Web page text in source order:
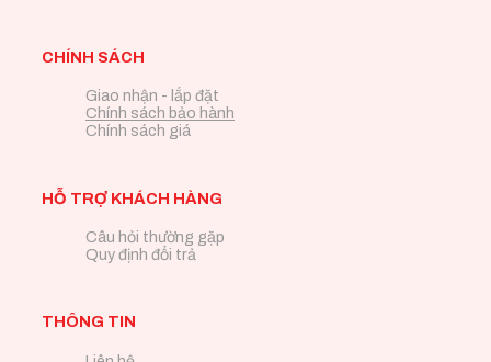
CHÍNH SÁCH
Giao nhận - lắp đặt
Chính sách bảo hành
Chính sách giá
HỖ TRỢ KHÁCH HÀNG
Câu hỏi thường gặp
Quy định đổi trả
THÔNG TIN